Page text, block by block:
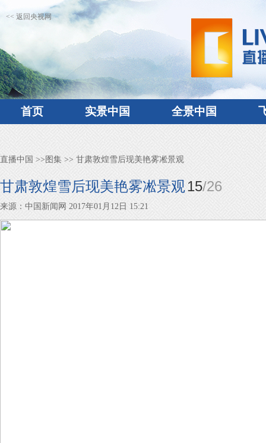
<< 返回央视网
首页 实景中国 全景中国
直播中国 >> 图集 >> 甘肃敦煌雪后现美艳雾凇景观
甘肃敦煌雪后现美艳雾凇景观15/26
来源：中国新闻网 2017年01月12日 15:21